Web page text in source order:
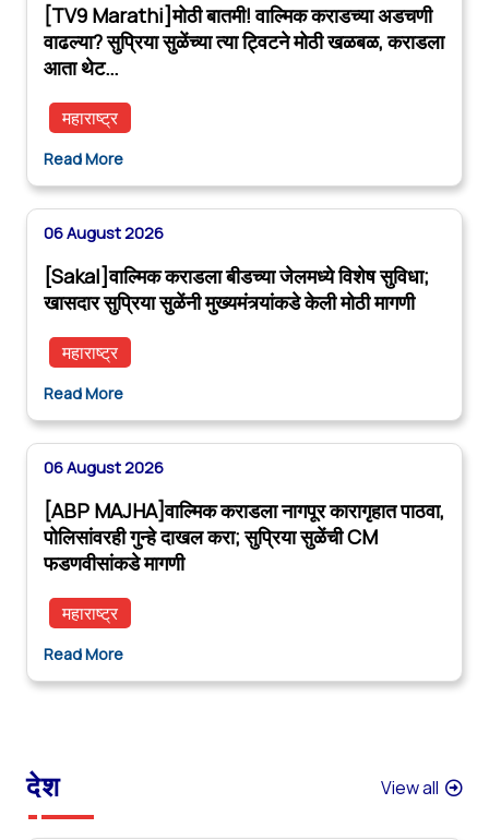
[TV9 Marathi]मोठी बातमी! वाल्मिक कराडच्या अडचणी
वाढल्या? सुप्रिया सुळेंच्या त्या ट्विटने मोठी खळबळ, कराडला
आता थेट…
महाराष्ट्र
Read More
06 August 2026
[Sakal]वाल्मिक कराडला बीडच्या जेलमध्ये विशेष सुविधा;
खासदार सुप्रिया सुळेंनी मुख्यमंत्र्यांकडे केली मोठी मागणी
महाराष्ट्र
Read More
06 August 2026
[ABP MAJHA]वाल्मिक कराडला नागपूर कारागृहात पाठवा,
पोलिसांवरही गुन्हे दाखल करा; सुप्रिया सुळेंची CM
फडणवीसांकडे मागणी
महाराष्ट्र
Read More
देश View all